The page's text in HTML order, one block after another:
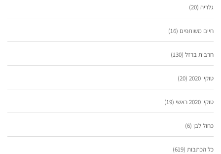
גלריה (20)
חיים משותפים (16)
חרבות ברזל (130)
טוקיו 2020 (20)
טוקיו 2020 ראשי (19)
כחול לבן (6)
כל הכתבות (619)